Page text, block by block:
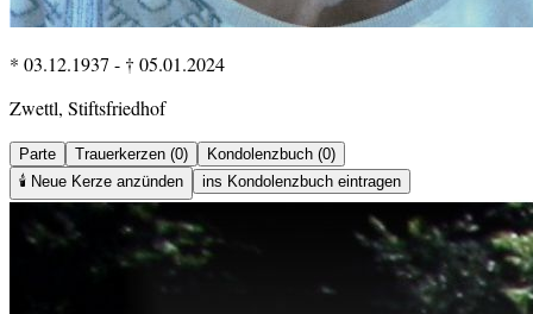
* 03.12.1937 - † 05.01.2024
Zwettl, Stiftsfriedhof
Parte Trauerkerzen (0)
Kondolenzbuch (0)
🕯️ Neue Kerze anzünden ins Kondolenzbuch eintragen